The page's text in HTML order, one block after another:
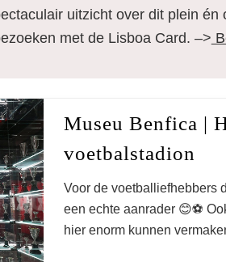
uitzicht over dit plein én
met de Lisboa Card. –>
Museu Benfica |
voetbalstadion
Voor de voetballiefhebbers
een echte aanrader 😊⚽️
hier enorm kunnen